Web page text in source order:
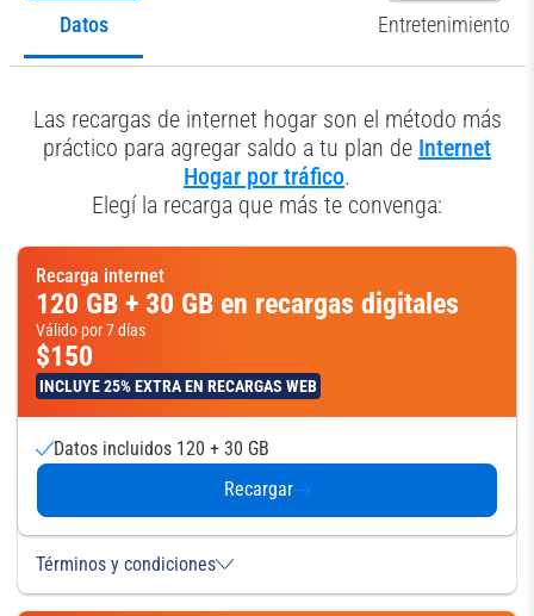
Datos Entretenimiento
Las recargas de internet hogar son el método más
práctico para agregar saldo a tu plan de Internet
Hogar por tráfico.
Elegí la recarga que más te convenga:
Recarga internet
120 GB + 30 GB en recargas digitales
Válido por 7 días
$150
INCLUYE 25% EXTRA EN RECARGAS WEB
Datos incluidos 120 + 30 GB
Recargar
Términos y condiciones